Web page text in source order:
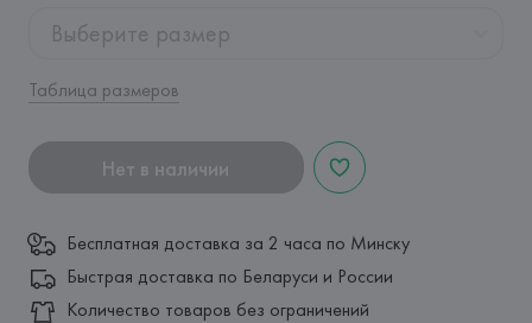
Выберите размер
Таблица размеров
Нет в наличии
Бесплатная доставка за 2 часа по Минску
Быстрая доставка по Беларуси и России
Количество товаров без ограничений